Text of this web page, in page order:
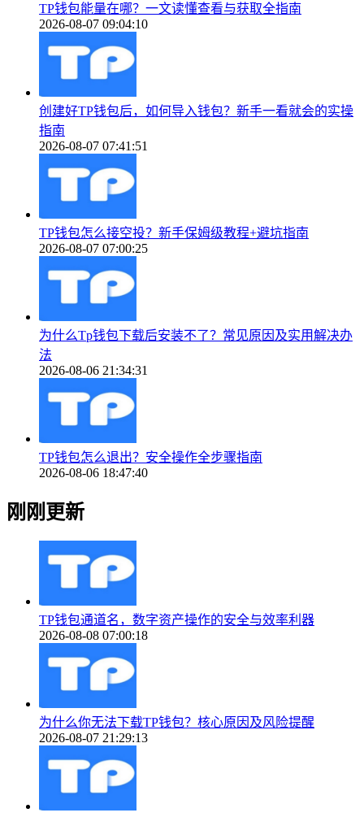
TP钱包能量在哪？一文读懂查看与获取全指南
2026-08-07 09:04:10
创建好TP钱包后，如何导入钱包？新手一看就会的实操
指南
2026-08-07 07:41:51
TP钱包怎么接空投？新手保姆级教程+避坑指南
2026-08-07 07:00:25
为什么Tp钱包下载后安装不了？常见原因及实用解决办
法
2026-08-06 21:34:31
TP钱包怎么退出？安全操作全步骤指南
2026-08-06 18:47:40
刚刚更新
TP钱包通道名，数字资产操作的安全与效率利器
2026-08-08 07:00:18
为什么你无法下载TP钱包？核心原因及风险提醒
2026-08-07 21:29:13